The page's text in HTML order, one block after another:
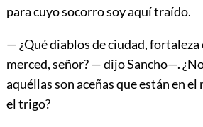
para cuyo socorro soy aquí traído.
— ¿Qué diablos de ciudad, fortaleza
merced, señor? — dijo Sancho—.
aquéllas son aceñas que están en
el trigo?